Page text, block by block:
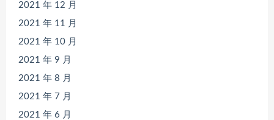
2021 年 12 月
2021 年 11 月
2021 年 10 月
2021 年 9 月
2021 年 8 月
2021 年 7 月
2021 年 6 月